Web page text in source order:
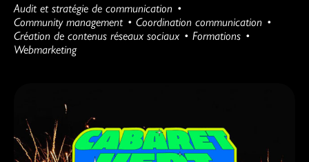
Audit et stratégie de communication
Community management
Coordination communication
Création de contenus réseaux sociaux
Formations
Webmarketing